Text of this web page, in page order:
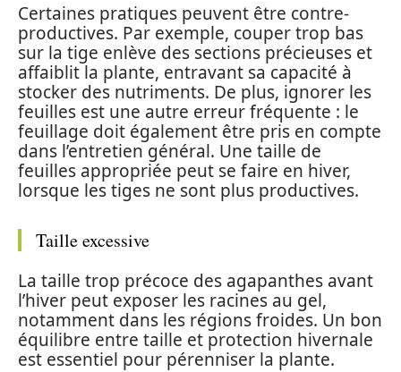
Certaines pratiques peuvent être contre-
productives. Par exemple, couper trop bas
sur la tige enlève des sections précieuses et
affaiblit la plante, entravant sa capacité à
stocker des nutriments. De plus, ignorer les
feuilles est une autre erreur fréquente : le
feuillage doit également être pris en compte
dans l’entretien général. Une taille de
feuilles appropriée peut se faire en hiver,
lorsque les tiges ne sont plus productives.
Taille excessive
La taille trop précoce des agapanthes avant
l’hiver peut exposer les racines au gel,
notamment dans les régions froides. Un bon
équilibre entre taille et protection hivernale
est essentiel pour pérenniser la plante.